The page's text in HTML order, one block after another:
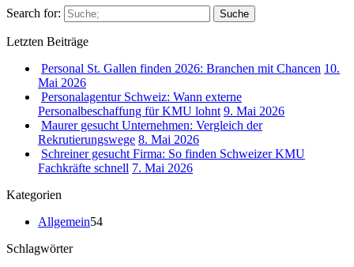
Search for: Suche
Letzten Beiträge
Personal St. Gallen finden 2026: Branchen mit Chancen 10.
Mai 2026
Personalagentur Schweiz: Wann externe
Personalbeschaffung für KMU lohnt 9. Mai 2026
Maurer gesucht Unternehmen: Vergleich der
Rekrutierungswege 8. Mai 2026
Schreiner gesucht Firma: So finden Schweizer KMU
Fachkräfte schnell 7. Mai 2026
Kategorien
Allgemein54
Schlagwörter